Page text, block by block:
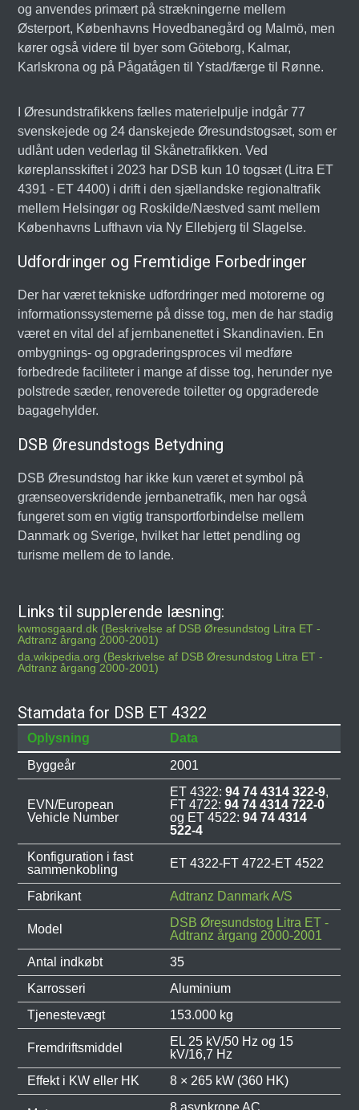
og anvendes primært på strækningerne mellem
Østerport, Københavns Hovedbanegård og Malmö, men
kører også videre til byer som Göteborg, Kalmar,
Karlskrona og på Pågatågen til Ystad/færge til Rønne.
I Øresundstrafikkens fælles materielpulje indgår 77
svenskejede og 24 danskejede Øresundstogsæt, som er
udlånt uden vederlag til Skånetrafikken. Ved
køreplansskiftet i 2023 har DSB kun 10 togsæt (Litra ET
4391 - ET 4400) i drift i den sjællandske regionaltrafik
mellem Helsingør og Roskilde/Næstved samt mellem
Københavns Lufthavn via Ny Ellebjerg til Slagelse.
Udfordringer og Fremtidige Forbedringer
Der har været tekniske udfordringer med motorerne og
informationssystemerne på disse tog, men de har stadig
været en vital del af jernbanenettet i Skandinavien. En
ombygnings- og opgraderingsproces vil medføre
forbedrede faciliteter i mange af disse tog, herunder nye
polstrede sæder, renoverede toiletter og opgraderede
bagagehylder.
DSB Øresundstogs Betydning
DSB Øresundstog har ikke kun været et symbol på
grænseoverskridende jernbanetrafik, men har også
fungeret som en vigtig transportforbindelse mellem
Danmark og Sverige, hvilket har lettet pendling og
turisme mellem de to lande.
Links til supplerende læsning:
kwmosgaard.dk (Beskrivelse af DSB Øresundstog Litra ET -
Adtranz årgang 2000-2001)
da.wikipedia.org (Beskrivelse af DSB Øresundstog Litra ET -
Adtranz årgang 2000-2001)
Stamdata for DSB ET 4322
Oplysning
Data
Byggeår
2001
EVN/European
Vehicle Number
ET 4322:94 74 4314 322-9,
FT 4722:94 74 4314 722-0
og ET 4522:94 74 4314
522-4
Konfiguration i fast
sammenkobling
ET 4322-FT 4722-ET 4522
Fabrikant Adtranz Danmark A/S
Model
DSB Øresundstog Litra ET -
Adtranz årgang 2000-2001
Antal indkøbt
35
Karrosseri
Aluminium
Tjenestevægt
153.000 kg
Fremdriftsmiddel
EL 25 kV/50 Hz og 15
kV/16,7 Hz
Effekt i KW eller HK
8 × 265 kW (360 HK)
8 asynkrone AC